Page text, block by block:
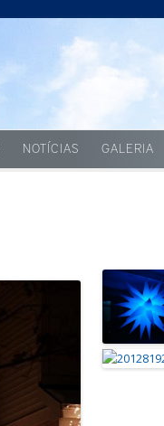
NOTÍCIAS GALERIA